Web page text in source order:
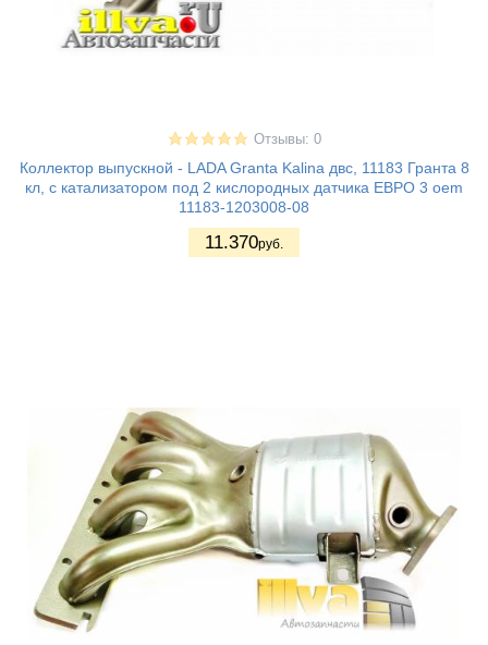
Отзывы: 0
Коллектор выпускной - LADA Granta Kalina двс, 11183 Гранта 8
кл, с катализатором под 2 кислородных датчика ЕВРО 3 oem
11183-1203008-08
11.370руб.